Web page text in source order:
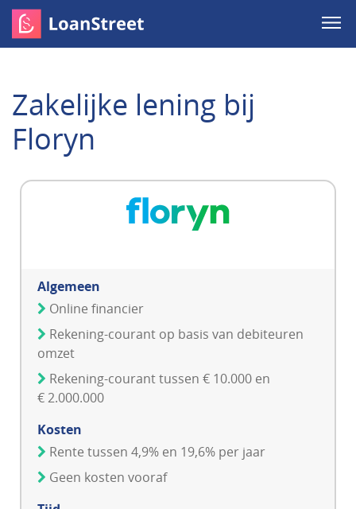
Zakelijke lening bij
Floryn
Algemeen
Online financier
Rekening-courant op basis van debiteuren
omzet
Rekening-courant tussen € 10.000 en
€ 2.000.000
Kosten
Rente tussen 4,9% en 19,6% per jaar
Geen kosten vooraf